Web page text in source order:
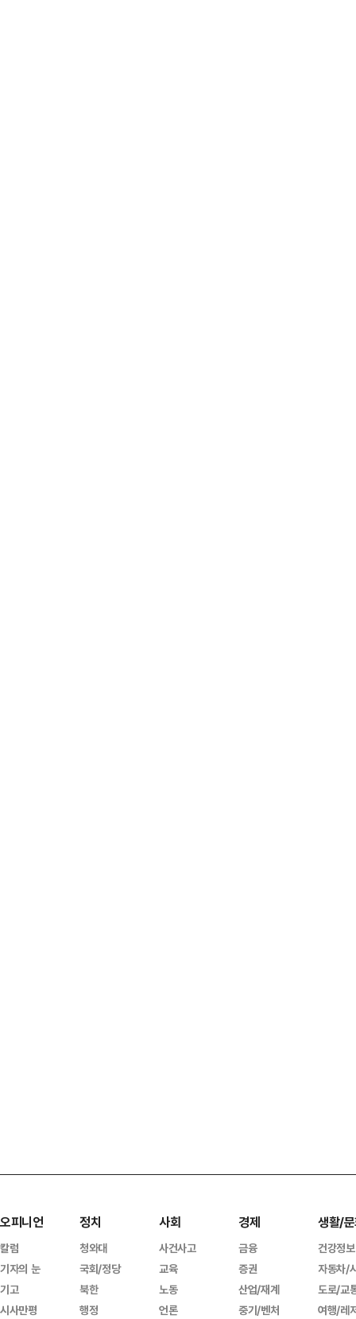
오피니언
칼럼
기자의 눈
기고
시사만평
정치
청와대
국회/정당
북한
행정
사회
사건사고
교육
노동
언론
경제
금융
증권
산업/재계
중기/벤처
생활/
건강정보
자동차/
도로/교
여행/레